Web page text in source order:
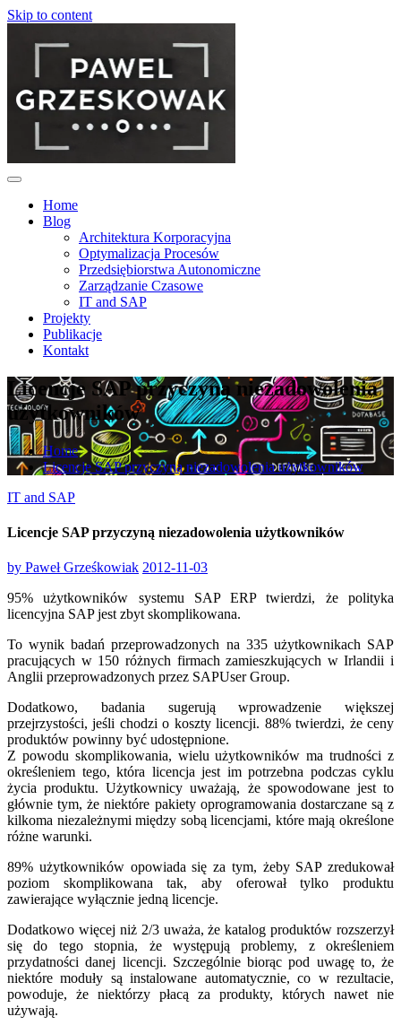
Skip to content
Home
Blog
Architektura Korporacyjna
Optymalizacja Procesów
Przedsiębiorstwa Autonomiczne
Zarządzanie Czasowe
IT and SAP
Projekty
Publikacje
Kontakt
Licencje SAP przyczyną niezadowolenia
użytkowników
Home
Licencje SAP przyczyną niezadowolenia użytkowników
IT and SAP
Licencje SAP przyczyną niezadowolenia użytkowników
by Paweł Grześkowiak 2012-11-03
95% użytkowników systemu SAP ERP twierdzi, że polityka
licencyjna SAP jest zbyt skomplikowana.
To wynik badań przeprowadzonych na 335 użytkownikach SAP
pracujących w 150 różnych firmach zamieszkujących w Irlandii i
Anglii przeprowadzonych przez SAPUser Group.
Dodatkowo, badania sugerują wprowadzenie większej
przejrzystości, jeśli chodzi o koszty licencji. 88% twierdzi, że ceny
produktów powinny być udostępnione.
Z powodu skomplikowania, wielu użytkowników ma trudności z
określeniem tego, która licencja jest im potrzebna podczas cyklu
życia produktu. Użytkownicy uważają, że spowodowane jest to
głównie tym, że niektóre pakiety oprogramowania dostarczane są z
kilkoma niezależnymi między sobą licencjami, które mają określone
różne warunki.
89% użytkowników opowiada się za tym, żeby SAP zredukował
poziom skomplikowana tak, aby oferował tylko produktu
zawierające wyłącznie jedną licencje.
Dodatkowo więcej niż 2/3 uważa, że katalog produktów rozszerzył
się do tego stopnia, że występują problemy, z określeniem
przydatności danej licencji. Szczególnie biorąc pod uwagę to, że
niektóre moduły są instalowane automatycznie, co w rezultacie,
powoduje, że niektórzy płacą za produkty, których nawet nie
używają.